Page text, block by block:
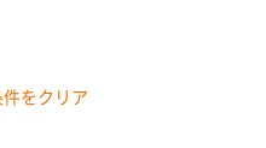
をクリア